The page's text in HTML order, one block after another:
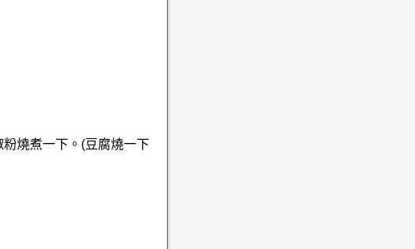
燒煮一下。(豆腐燒一下